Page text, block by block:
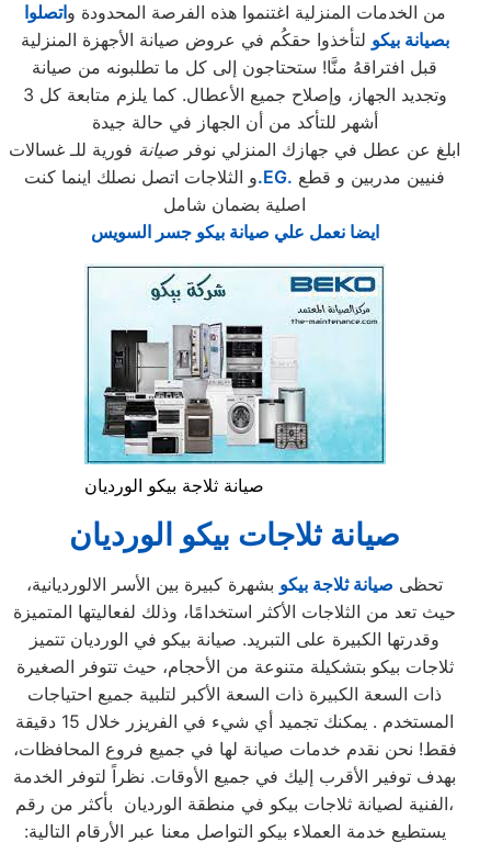
من الخدمات المنزلية اغتنموا هذه الفرصة المحدودة واتصلوا
بصيانة بيكو لتأخذوا حقكُم في عروض صيانة الأجهزة المنزلية
قبل افتراقهُ منَّا! ستحتاجون إلى كل ما تطلبونه من صيانة
وتجديد الجهاز، وإصلاح جميع الأعطال. كما يلزم متابعة كل 3
أشهر للتأكد من أن الجهاز في حالة جيدة
ابلغ عن عطل في جهازك المنزلي نوفر صيانة فورية للـ غسالات
و الثلاجات اتصل نصلك اينما كنت.EG.
اصلية بضمان شامل
ايضا نعمل علي صيانة بيكو جسر السويس
صيانة ثلاجة بيكو الورديان
صيانة ثلاجات بيكو الورديان
تحظى صيانة ثلاجة بيكو بشهرة كبيرة بين الأسر الالورديانية،
حيث تعد من الثلاجات الأكثر استخدامًا، وذلك لفعاليتها المتميزة
وقدرتها الكبيرة على التبريد. صيانة بيكو في الورديان تتميز
ثلاجات بيكو بتشكيلة متنوعة من الأحجام، حيث تتوفر الصغيرة
ذات السعة الكبيرة ذات السعة الأكبر لتلبية جميع احتياجات
المستخدم . يمكنك تجميد أي شيء في الفريزر خلال 15 دقيقة
فقط! نحن نقدم خدمات صيانة لها في جميع فروع المحافظات،
بهدف توفير الأقرب إليك في جميع الأوقات. نظراً لتوفر الخدمة
الفنية لصيانة ثلاجات بيكو في منطقة الورديان بأكثر من رقم،
يستطيع خدمة العملاء بيكو التواصل معنا عبر الأرقام التالية: